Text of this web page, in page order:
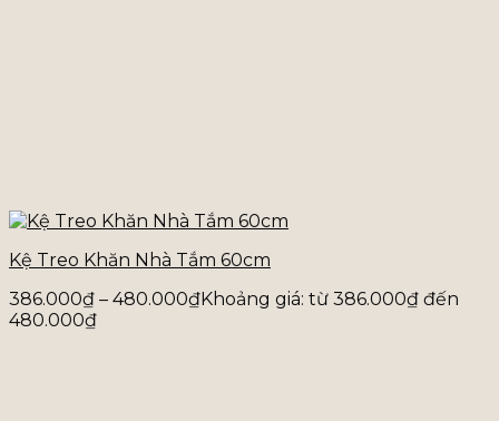
Kệ Treo Khăn Nhà Tắm 60cm
386.000₫ – 480.000₫Khoảng giá: từ 386.000₫ đến
480.000₫